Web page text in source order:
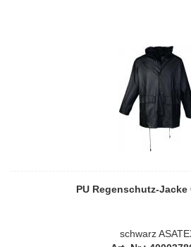
PU Regenschutz-Jacke
schwarz